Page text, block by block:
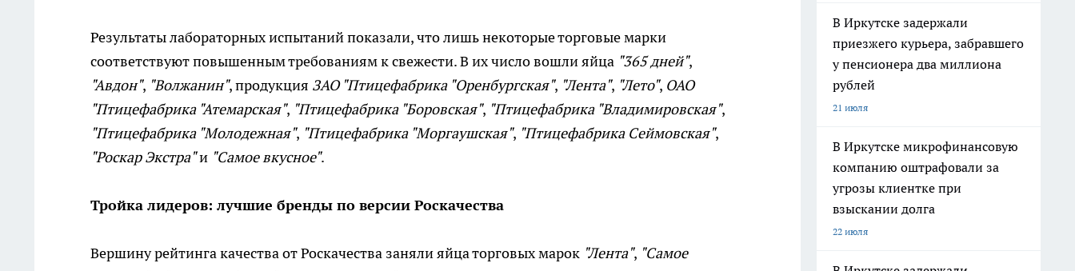
Результаты лабораторных испытаний показали, что лишь некоторые торговые марки
соответствуют повышенным требованиям к свежести. В их число вошли яйца "365 дней",
"Авдон", "Волжанин", продукция ЗАО "Птицефабрика "Оренбургская", "Лента", "Лето", ОАО
"Птицефабрика "Атемарская", "Птицефабрика "Боровская", "Птицефабрика "Владимировская",
"Птицефабрика "Молодежная", "Птицефабрика "Моргаушская", "Птицефабрика Сеймовская",
"Роскар Экстра"и "Самое вкусное".
Тройка лидеров: лучшие бренды по версии Роскачества
Вершину рейтинга качества от Роскачества заняли яйца торговых марок "Лента", "Самое
В Иркутске задержали
приезжего курьера, забравшего
у пенсионера два миллиона
рублей
21 июля
В Иркутске микрофинансовую
компанию оштрафовали за
угрозы клиентке при
взыскании долга
22 июля